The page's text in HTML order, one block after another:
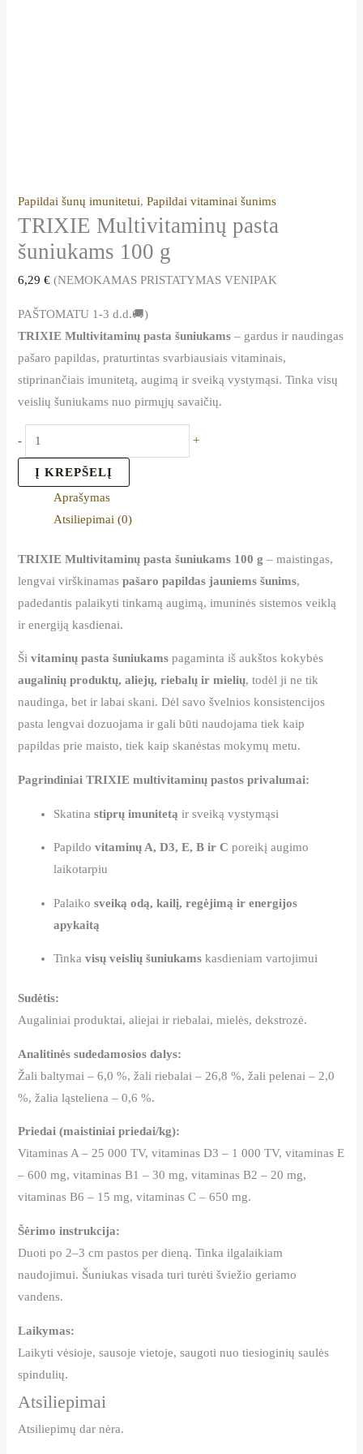
Papildai šunų imunitetui,Papildai vitaminai šunims
TRIXIE Multivitaminų pasta
šuniukams 100 g
6,29€ (NEMOKAMAS PRISTATYMAS VENIPAK
PAŠTOMATU 1-3 d.d.🚚)
TRIXIE Multivitaminų pasta šuniukams – gardus ir naudingas
pašaro papildas, praturtintas svarbiausiais vitaminais,
stiprinančiais imunitetą, augimą ir sveiką vystymąsi. Tinka visų
veislių šuniukams nuo pirmųjų savaičių.
- +
Į KREPŠELĮ
Aprašymas
Atsiliepimai (0)
TRIXIE Multivitaminų pasta šuniukams 100 g – maistingas,
lengvai virškinamaspašaro papildas jauniems šunims,
padedantis palaikyti tinkamą augimą, imuninės sistemos veiklą
ir energiją kasdienai.
Šivitaminų pasta šuniukams pagaminta iš aukštos kokybės
augalinių produktų, aliejų, riebalų ir mielių, todėl ji ne tik
naudinga, bet ir labai skani. Dėl savo švelnios konsistencijos
pasta lengvai dozuojama ir gali būti naudojama tiek kaip
papildas prie maisto, tiek kaip skanėstas mokymų metu.
Pagrindiniai TRIXIE multivitaminų pastos privalumai:
Skatinastiprų imunitetą ir sveiką vystymąsi
Papildovitaminų A, D3, E, B ir C poreikį augimo
laikotarpiu
Palaikosveiką odą, kailį, regėjimą ir energijos
apykaitą
Tinkavisų veislių šuniukams kasdieniam vartojimui
Sudėtis:
Augaliniai produktai, aliejai ir riebalai, mielės, dekstrozė.
Analitinės sudedamosios dalys:
Žali baltymai – 6,0 %, žali riebalai – 26,8 %, žali pelenai – 2,0
%, žalia ląsteliena – 0,6 %.
Priedai (maistiniai priedai/kg):
Vitaminas A – 25 000 TV, vitaminas D3 – 1 000 TV, vitaminas E
– 600 mg, vitaminas B1 – 30 mg, vitaminas B2 – 20 mg,
vitaminas B6 – 15 mg, vitaminas C – 650 mg.
Šėrimo instrukcija:
Duoti po 2–3 cm pastos per dieną. Tinka ilgalaikiam
naudojimui. Šuniukas visada turi turėti šviežio geriamo
vandens.
Laikymas:
Laikyti vėsioje, sausoje vietoje, saugoti nuo tiesioginių saulės
spindulių.
Atsiliepimai
Atsiliepimų dar nėra.